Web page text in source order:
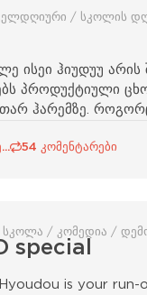
/ სკოლის
ისეი ჰიუდუუ არის
პროდუქტიული
ჰარემზე. როგორც
54 კომენტარები
სკოლა / კომედია /
special
is your